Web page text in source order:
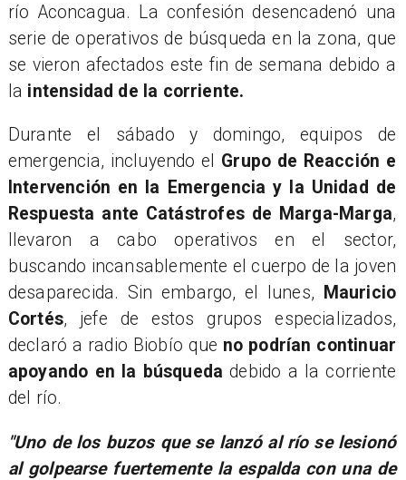
río Aconcagua. La confesión desencadenó una
serie de operativos de búsqueda en la zona, que
se vieron afectados este fin de semana debido a
la intensidad de la corriente.
​Durante el sábado y domingo, equipos de
emergencia, incluyendo el Grupo de Reacción e
Intervención en la Emergencia y la Unidad de
Respuesta ante Catástrofes de Marga-Marga,
llevaron a cabo operativos en el sector,
buscando incansablemente el cuerpo de la joven
desaparecida. Sin embargo, el lunes,
Mauricio
Cortés, jefe de estos grupos especializados,
declaró a radio Biobío que no podrían continuar
apoyando en la búsquedadebido a la corriente
del río.
"Uno de los buzos que se lanzó al río se lesionó
al golpearse fuertemente la espalda con una de